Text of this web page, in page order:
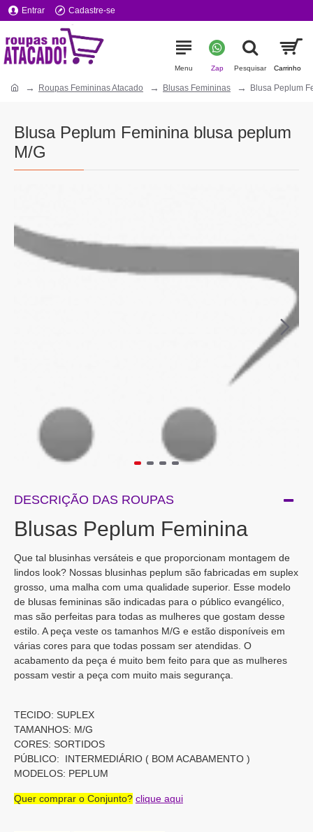
Entrar Cadastre-se
Roupas Femininas Atacado Blusas Femininas Blusa Peplum
Blusa Peplum Feminina blusa peplum
M/G
DESCRIÇÃO DAS ROUPAS
Blusas Peplum Feminina
Que tal blusinhas versáteis e que proporcionam montagem de
lindos look? Nossas blusinhas peplum são fabricadas em suplex
grosso, uma malha com uma qualidade superior. Esse modelo
de blusas femininas são indicadas para o público evangélico,
mas são perfeitas para todas as mulheres que gostam desse
estilo. A peça veste os tamanhos M/G e estão disponíveis em
várias cores para que todas possam ser atendidas. O
acabamento da peça é muito bem feito para que as mulheres
possam vestir a peça com muito mais segurança.
TECIDO: SUPLEX
TAMANHOS: M/G
CORES: SORTIDOS
PÚBLICO: INTERMEDIÁRIO ( BOM ACABAMENTO )
MODELOS: PEPLUM
Quer comprar o Conjunto? clique aqui